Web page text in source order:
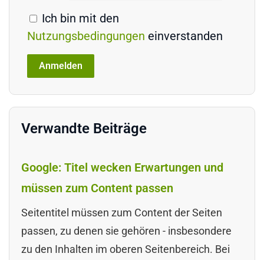
Ich bin mit den
Nutzungsbedingungen einverstanden
Verwandte Beiträge
Google: Titel wecken Erwartungen und
müssen zum Content passen
Seitentitel müssen zum Content der Seiten
passen, zu denen sie gehören - insbesondere
zu den Inhalten im oberen Seitenbereich. Bei